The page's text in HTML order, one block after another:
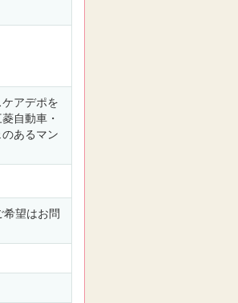
アデポを
自動車・
あるマン
望はお問